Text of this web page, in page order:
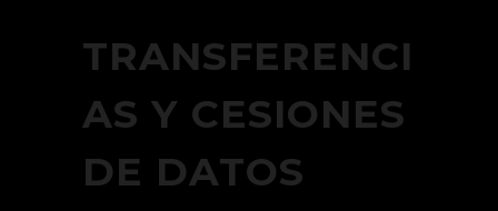
TRANSFERENCI
AS Y CESIONES
DE DATOS